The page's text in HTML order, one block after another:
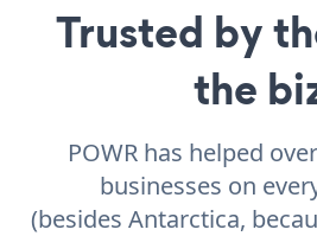
Trusted by
the
POWR has helped
businesses on
(besides Antarctica,